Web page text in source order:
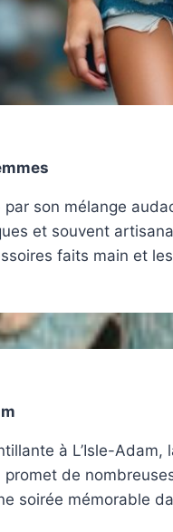
son mélange
et souvent
faits main et
à L’Isle-
de
soirée mémorable